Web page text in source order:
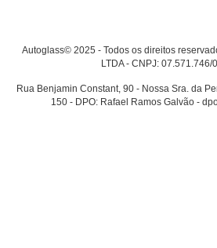
Autoglass© 2025 - Todos os direitos
LTDA - CNPJ: 07.571.746/
Rua Benjamin Constant, 90 - Nossa Sra. da
150 - DPO: Rafael Ramos Galvão -